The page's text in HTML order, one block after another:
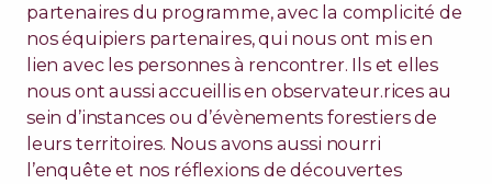
partenaires du programme, avec la complicité de
nos équipiers partenaires, qui nous ont mis en
lien avec les personnes à rencontrer. Ils et elles
nous ont aussi accueillis en observateur.rices au
sein d’instances ou d’évènements forestiers de
leurs territoires. Nous avons aussi nourri
l’enquête et nos réflexions de découvertes